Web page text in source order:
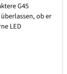
G45
ob er
LED